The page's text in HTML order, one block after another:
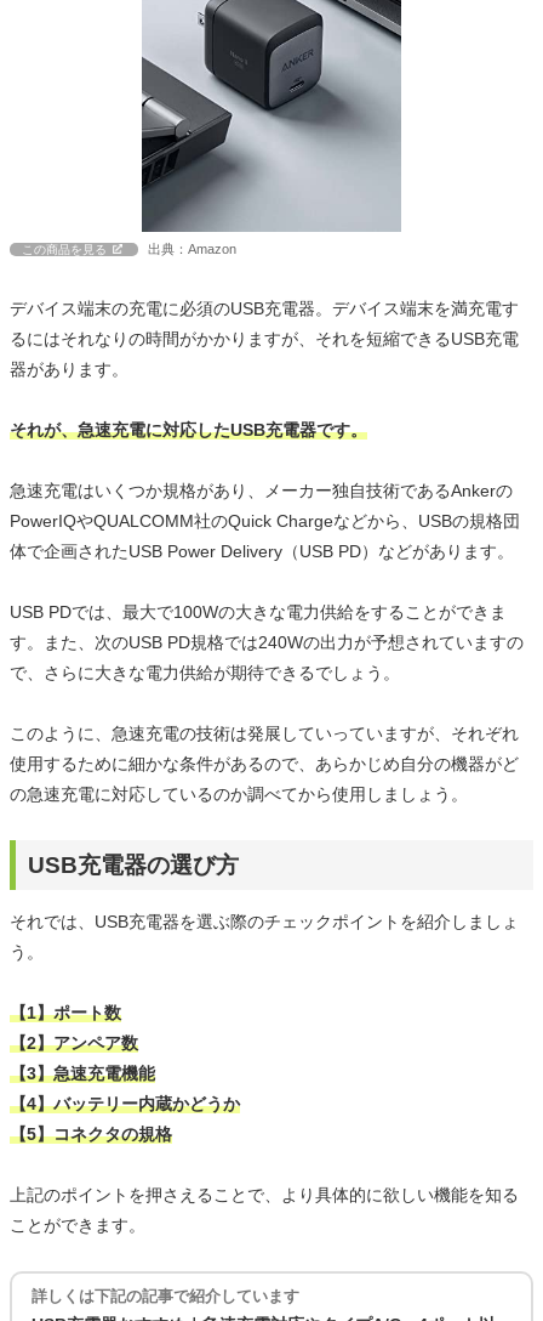
この商品を見る 出典：Amazon
デバイス端末の充電に必須のUSB充電器。デバイス端末を満充電す
るにはそれなりの時間がかかりますが、それを短縮できるUSB充電
器があります。
それが、急速充電に対応したUSB充電器です。
急速充電はいくつか規格があり、メーカー独自技術であるAnkerの
PowerIQやQUALCOMM社のQuick Chargeなどから、USBの規格団
体で企画されたUSB Power Delivery（USB PD）などがあります。
USB PDでは、最大で100Wの大きな電力供給をすることができま
す。また、次のUSB PD規格では240Wの出力が予想されていますの
で、さらに大きな電力供給が期待できるでしょう。
このように、急速充電の技術は発展していっていますが、それぞれ
使用するために細かな条件があるので、あらかじめ自分の機器がど
の急速充電に対応しているのか調べてから使用しましょう。
USB充電器の選び方
それでは、USB充電器を選ぶ際のチェックポイントを紹介しましょ
う。
【1】ポート数
【2】アンペア数
【3】急速充電機能
【4】バッテリー内蔵かどうか
【5】コネクタの規格
上記のポイントを押さえることで、より具体的に欲しい機能を知る
ことができます。
詳しくは下記の記事で紹介しています